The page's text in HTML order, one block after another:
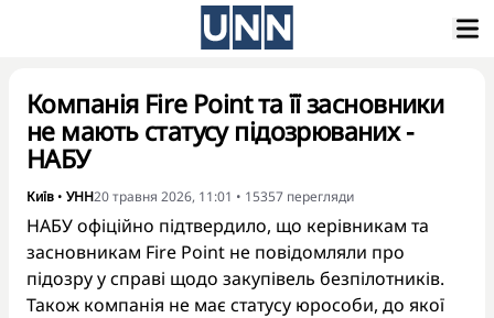
Компанія Fire Point та її засновники
не мають статусу підозрюваних -
НАБУ
Київ • УНН20 травня 2026, 11:01 • 15357 перегляди
НАБУ офіційно підтвердило, що керівникам та
засновникам Fire Point не повідомляли про
підозру у справі щодо закупівель безпілотників.
Також компанія не має статусу юрособи, до якої